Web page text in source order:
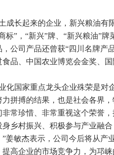
成长起来的企业，新兴粮油有
标”，“新兴”牌、“新兴粮油”
公司产品还曾获“四川名牌产
品、中国农业博览会金奖、
化国家重点龙头企业殊荣是对
力拼搏的结果，也是社会各界
常珍惜、非常重视这个荣誉
身乡村振兴、积极参与产业融
”姜敏杰表示，公司今后将从产
高企业的市场竞争力，为邛